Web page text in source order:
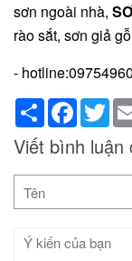
sơn ngoài nhà,
rào sắt, sơn giả
-
Share
Viết bình luận